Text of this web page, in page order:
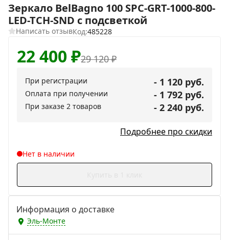
Зеркало BelBagno 100 SPC-GRT-1000-800-
LED-TCH-SND с подсветкой
Написать отзывКод:485228
29 120₽
22 400₽
При регистрации - 1 120 руб.
Оплата при получении - 1 792 руб.
При заказе 2 товаров - 2 240 руб.
Подробнее про скидки
Нет в наличии
Информация о доставке
Эль-Монте